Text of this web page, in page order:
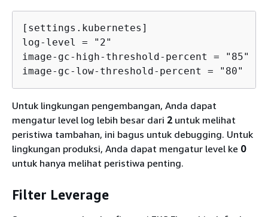
[settings.kubernetes]
log-level = "2"
image-gc-high-threshold-percent = "85"
image-gc-low-threshold-percent = "80"
Untuk lingkungan pengembangan, Anda dapat
mengatur level log lebih besar dari 2 untuk melihat
peristiwa tambahan, ini bagus untuk debugging. Untuk
lingkungan produksi, Anda dapat mengatur level ke 0
untuk hanya melihat peristiwa penting.
Filter Leverage